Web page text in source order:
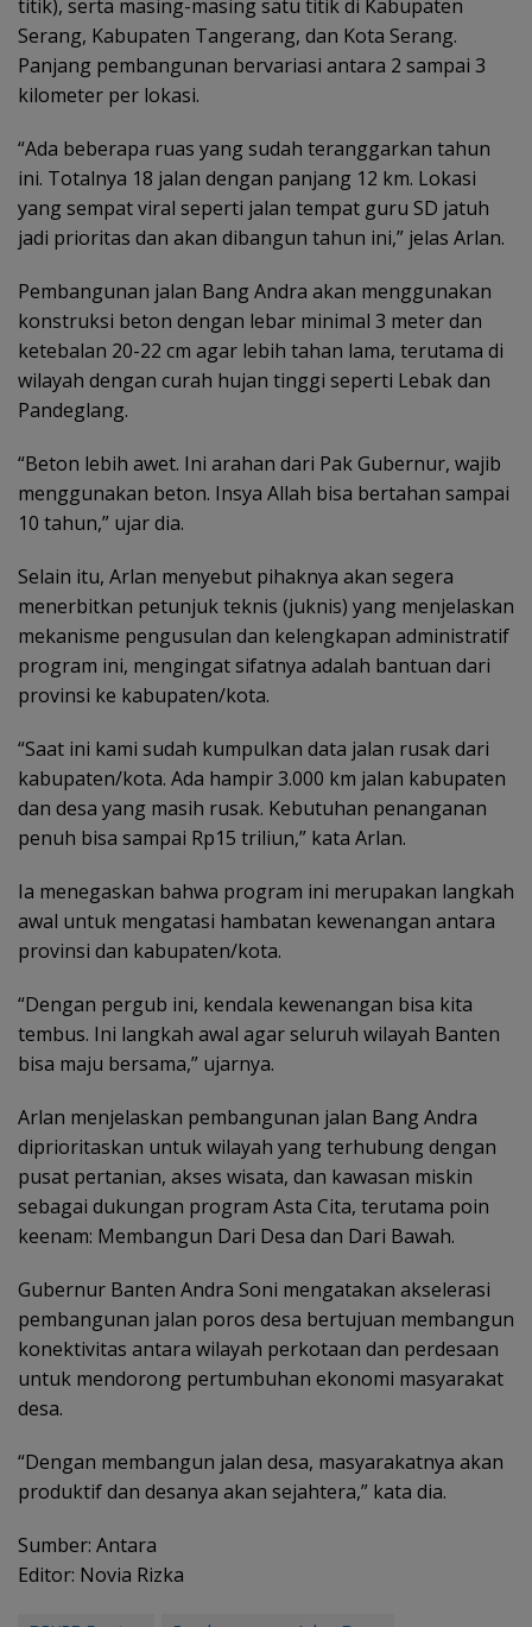
titik), serta masing-masing satu titik di Kabupaten
Serang, Kabupaten Tangerang, dan Kota Serang.
Panjang pembangunan bervariasi antara 2 sampai 3
kilometer per lokasi.
“Ada beberapa ruas yang sudah teranggarkan tahun
ini. Totalnya 18 jalan dengan panjang 12 km. Lokasi
yang sempat viral seperti jalan tempat guru SD jatuh
jadi prioritas dan akan dibangun tahun ini,” jelas Arlan.
Pembangunan jalan Bang Andra akan menggunakan
konstruksi beton dengan lebar minimal 3 meter dan
ketebalan 20-22 cm agar lebih tahan lama, terutama di
wilayah dengan curah hujan tinggi seperti Lebak dan
Pandeglang.
“Beton lebih awet. Ini arahan dari Pak Gubernur, wajib
menggunakan beton. Insya Allah bisa bertahan sampai
10 tahun,” ujar dia.
Selain itu, Arlan menyebut pihaknya akan segera
menerbitkan petunjuk teknis (juknis) yang menjelaskan
mekanisme pengusulan dan kelengkapan administratif
program ini, mengingat sifatnya adalah bantuan dari
provinsi ke kabupaten/kota.
“Saat ini kami sudah kumpulkan data jalan rusak dari
kabupaten/kota. Ada hampir 3.000 km jalan kabupaten
dan desa yang masih rusak. Kebutuhan penanganan
penuh bisa sampai Rp15 triliun,” kata Arlan.
Ia menegaskan bahwa program ini merupakan langkah
awal untuk mengatasi hambatan kewenangan antara
provinsi dan kabupaten/kota.
“Dengan pergub ini, kendala kewenangan bisa kita
tembus. Ini langkah awal agar seluruh wilayah Banten
bisa maju bersama,” ujarnya.
Arlan menjelaskan pembangunan jalan Bang Andra
diprioritaskan untuk wilayah yang terhubung dengan
pusat pertanian, akses wisata, dan kawasan miskin
sebagai dukungan program Asta Cita, terutama poin
keenam: Membangun Dari Desa dan Dari Bawah.
Gubernur Banten Andra Soni mengatakan akselerasi
pembangunan jalan poros desa bertujuan membangun
konektivitas antara wilayah perkotaan dan perdesaan
untuk mendorong pertumbuhan ekonomi masyarakat
desa.
“Dengan membangun jalan desa, masyarakatnya akan
produktif dan desanya akan sejahtera,” kata dia.
Sumber: Antara
Editor: Novia Rizka